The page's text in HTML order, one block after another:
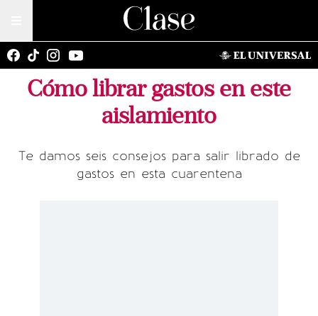
Cómo librar gastos en este
aislamiento
Te damos seis consejos para salir librado de
gastos en esta cuarentena